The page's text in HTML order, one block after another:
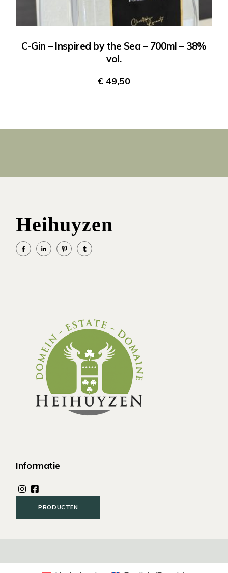
C-Gin – Inspired by the Sea – 700ml – 38%
vol.
€ 49,50
Heihuyzen
Informatie
PRODUCTEN